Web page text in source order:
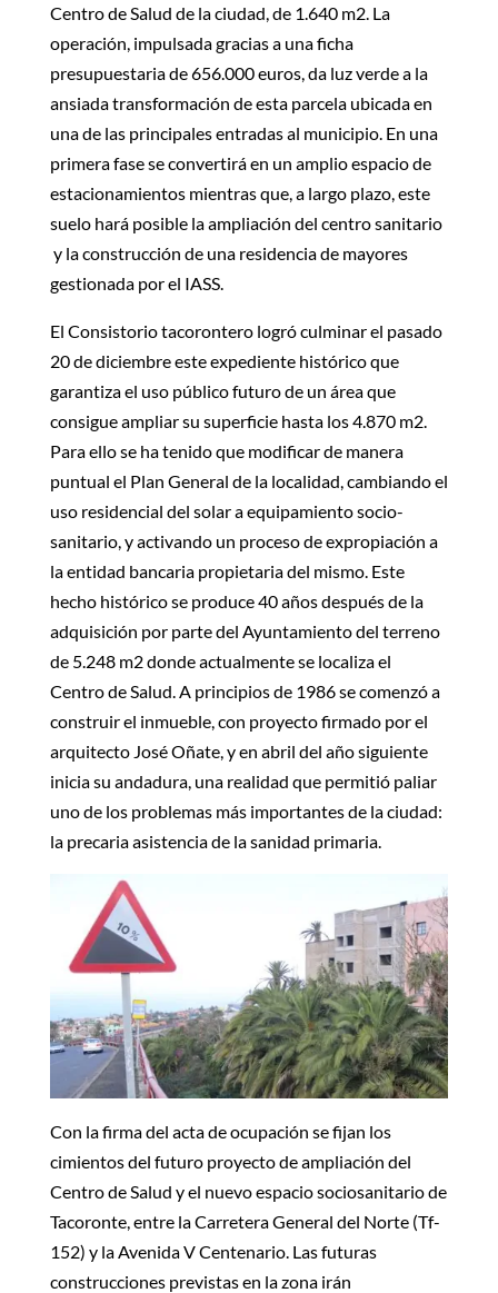
Centro de Salud de la ciudad, de 1.640 m2. La
operación, impulsada gracias a una ficha
presupuestaria de 656.000 euros, da luz verde a la
ansiada transformación de esta parcela ubicada en
una de las principales entradas al municipio. En una
primera fase se convertirá en un amplio espacio de
estacionamientos mientras que, a largo plazo, este
suelo hará posible la ampliación del centro sanitario
y la construcción de una residencia de mayores
gestionada por el IASS.
El Consistorio tacorontero logró culminar el pasado
20 de diciembre este expediente histórico que
garantiza el uso público futuro de un área que
consigue ampliar su superficie hasta los 4.870 m2.
Para ello se ha tenido que modificar de manera
puntual el Plan General de la localidad, cambiando el
uso residencial del solar a equipamiento socio-
sanitario, y activando un proceso de expropiación a
la entidad bancaria propietaria del mismo. Este
hecho histórico se produce 40 años después de la
adquisición por parte del Ayuntamiento del terreno
de 5.248 m2 donde actualmente se localiza el
Centro de Salud. A principios de 1986 se comenzó a
construir el inmueble, con proyecto firmado por el
arquitecto José Oñate, y en abril del año siguiente
inicia su andadura, una realidad que permitió paliar
uno de los problemas más importantes de la ciudad:
la precaria asistencia de la sanidad primaria.
Con la firma del acta de ocupación se fijan los
cimientos del futuro proyecto de ampliación del
Centro de Salud y el nuevo espacio sociosanitario de
Tacoronte, entre la Carretera General del Norte (Tf-
152) y la Avenida V Centenario. Las futuras
construcciones previstas en la zona irán